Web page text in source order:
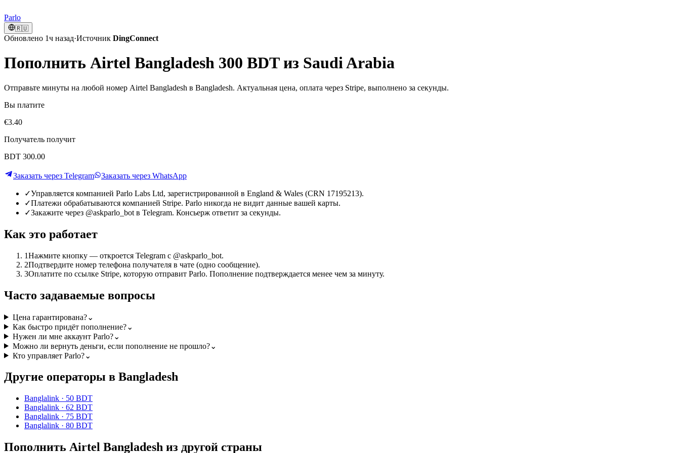
Parlo
🇷🇺
Обновлено 1ч назад·Источник DingConnect
Пополнить Airtel Bangladesh 300 BDT из Saudi Arabia
Отправьте минуты на любой номер Airtel Bangladesh в Bangladesh. Актуальная цена, оплата через Stripe, выполнено за секунды.
Вы платите
€3.40
Получатель получит
BDT 300.00
Заказать через Telegram Заказать через WhatsApp
✓Управляется компанией Parlo Labs Ltd, зарегистрированной в England & Wales (CRN 17195213).
✓Платежи обрабатываются компанией Stripe. Parlo никогда не видит данные вашей карты.
✓Закажите через @askparlo_bot в Telegram. Консьерж ответит за секунды.
Как это работает
1Нажмите кнопку — откроется Telegram с @askparlo_bot.
2Подтвердите номер телефона получателя в чате (одно сообщение).
3Оплатите по ссылке Stripe, которую отправит Parlo. Пополнение подтверждается менее чем за минуту.
Часто задаваемые вопросы
Цена гарантирована?⌄
Как быстро придёт пополнение?⌄
Нужен ли мне аккаунт Parlo?⌄
Можно ли вернуть деньги, если пополнение не прошло?⌄
Кто управляет Parlo?⌄
Другие операторы в Bangladesh
Banglalink · 50 BDT
Banglalink · 62 BDT
Banglalink · 75 BDT
Banglalink · 80 BDT
Пополнить Airtel Bangladesh из другой страны